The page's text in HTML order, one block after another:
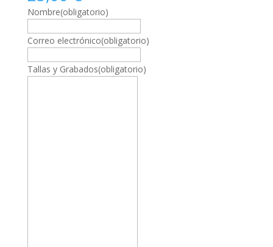
Nombre(obligatorio)
Correo electrónico(obligatorio)
Tallas y Grabados(obligatorio)